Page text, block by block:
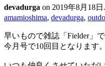
devadurga on 2019年8月18日
amamioshima, devadurga,
早いもので雑誌「Fielder」
今月号で10回目となります。